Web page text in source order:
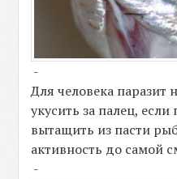
-
Для человека паразит
укусить за палец,
вытащить из пасти
активность до самой
-